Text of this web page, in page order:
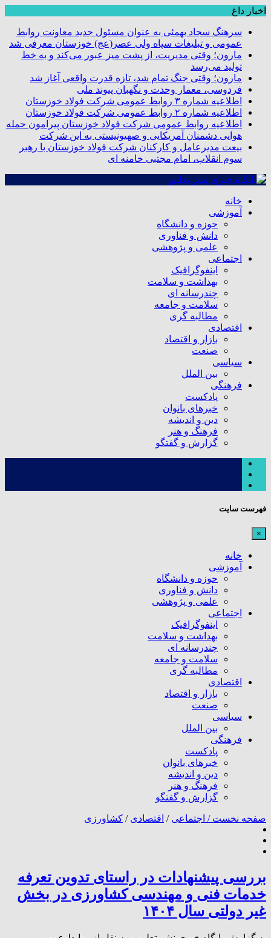
اخبار داغ
سرهنگ سجاد بهمئی به عنوان مسئول جدید معاونت روابط
عمومی و تبلیغات سپاه ولی عصر(عج) خوزستان معرفی شد
مارون؛ وقتی مدیریت، از پشت میز عبور می‌کند و به خط
تولید می‌رسد
مارون؛ وقتی جنگ تمام شد، تازه قدرت واقعی آغاز شد
فردوسی، معمار وحدت و نگهبان پیوند ملی
اطلاعیه شماره ۳ روابط عمومی شرکت فولاد خوزستان
اطلاعیه شماره ۲ روابط عمومی شرکت فولاد خوزستان
اطلاعیه روابط عمومی شرکت فولاد خوزستان پیرامون حمله
هوایی دشمنان آمریکایی و صهیونیستی به این شرکت
بیعت مدیرعامل و کارکنان شرکت فولاد خوزستان با رهبر
سوم انقلاب، امام مجتبی خامنه ای
خانه
آموزشی
حوزه و دانشگاه
دانش و فناوری
علمی و پژوهشی
اجتماعی
اینفوگرافیک
بهداشت و سلامت
چندرسانه ای
سلامت و جامعه
مطالبه گری
اقتصادی
بازار و اقتصاد
صنعت
سیاسی
بین الملل
فرهنگی
پادکست
خبرهای بانوان
دین و اندیشه
فرهنگ و هنر
گزارش و گفتگو
فهرست سایت
×
خانه
آموزشی
حوزه و دانشگاه
دانش و فناوری
علمی و پژوهشی
اجتماعی
اینفوگرافیک
بهداشت و سلامت
چندرسانه ای
سلامت و جامعه
مطالبه گری
اقتصادی
بازار و اقتصاد
صنعت
سیاسی
بین الملل
فرهنگی
پادکست
خبرهای بانوان
دین و اندیشه
فرهنگ و هنر
گزارش و گفتگو
صفحه نخست / اجتماعی / اقتصادی / کشاورزی
بررسی پیشنهادات در راستای تدوین تعرفه
خدمات فنی و مهندسی کشاورزی در بخش
غیر دولتی سال ۱۴۰۴